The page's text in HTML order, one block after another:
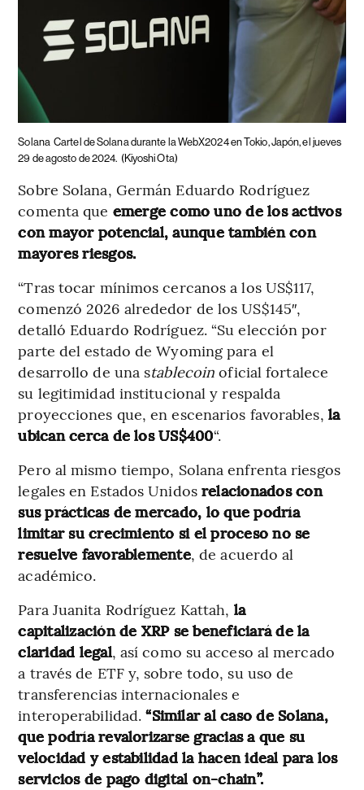
Solana Cartel de Solana durante la WebX2024 en Tokio, Japón, el jueves
29 de agosto de 2024. (Kiyoshi Ota)
Sobre Solana, Germán Eduardo Rodríguez
comenta que emerge como uno de los activos
con mayor potencial, aunque también con
mayores riesgos.
“Tras tocar mínimos cercanos a los US$117,
comenzó 2026 alrededor de los US$145″,
detalló Eduardo Rodríguez. “Su elección por
parte del estado de Wyoming para el
desarrollo de una stablecoin oficial fortalece
su legitimidad institucional y respalda
proyecciones que, en escenarios favorables, la
ubican cerca de los US$400“.
Pero al mismo tiempo, Solana enfrenta riesgos
legales en Estados Unidos relacionados con
sus prácticas de mercado, lo que podría
limitar su crecimiento si el proceso no se
resuelve favorablemente, de acuerdo al
académico.
Para Juanita Rodríguez Kattah, la
capitalización de XRP se beneficiará de la
claridad legal, así como su acceso al mercado
a través de ETF y, sobre todo, su uso de
transferencias internacionales e
interoperabilidad.“Similar al caso de Solana,
que podría revalorizarse gracias a que su
velocidad y estabilidad la hacen ideal para los
servicios de pago digital on-chain”.